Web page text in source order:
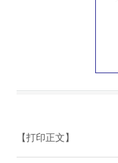
【打印正文】